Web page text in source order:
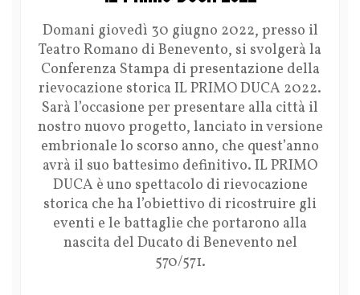
Domani giovedì 30 giugno 2022, presso il
Teatro Romano di Benevento, si svolgerà la
Conferenza Stampa di presentazione della
rievocazione storica IL PRIMO DUCA 2022.
Sarà l’occasione per presentare alla città il
nostro nuovo progetto, lanciato in versione
embrionale lo scorso anno, che quest’anno
avrà il suo battesimo definitivo. IL PRIMO
DUCA è uno spettacolo di rievocazione
storica che ha l’obiettivo di ricostruire gli
eventi e le battaglie che portarono alla
nascita del Ducato di Benevento nel
570/571.